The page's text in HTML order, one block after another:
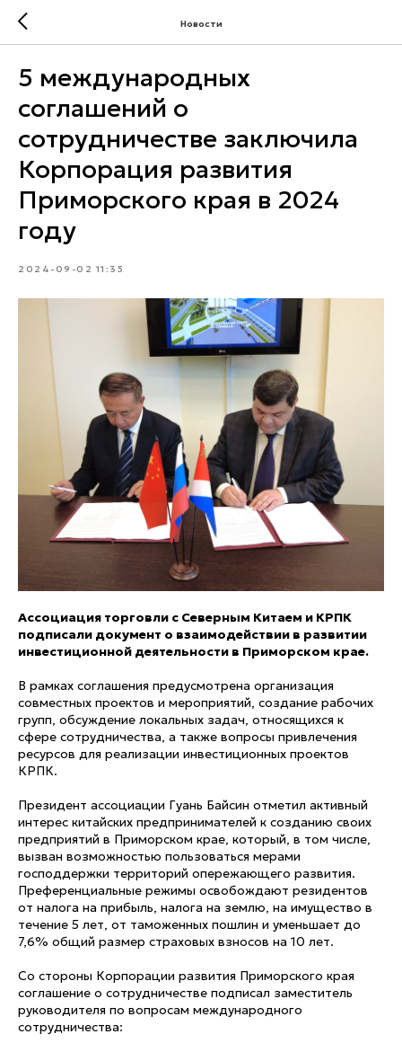
Новости
5 международных
соглашений о
сотрудничестве заключила
Корпорация развития
Приморского края в 2024
году
2024-09-02 11:35
Ассоциация торговли с Северным Китаем и КРПК
подписали документ о взаимодействии в развитии
инвестиционной деятельности в Приморском крае.
В рамках соглашения предусмотрена организация
совместных проектов и мероприятий, создание рабочих
групп, обсуждение локальных задач, относящихся к
сфере сотрудничества, а также вопросы привлечения
ресурсов для реализации инвестиционных проектов
КРПК.
Президент ассоциации Гуань Байсин отметил активный
интерес китайских предпринимателей к созданию своих
предприятий в Приморском крае, который, в том числе,
вызван возможностью пользоваться мерами
господдержки территорий опережающего развития.
Преференциальные режимы освобождают резидентов
от налога на прибыль, налога на землю, на имущество в
течение 5 лет, от таможенных пошлин и уменьшает до
7,6% общий размер страховых взносов на 10 лет.
Со стороны Корпорации развития Приморского края
соглашение о сотрудничестве подписал заместитель
руководителя по вопросам международного
сотрудничества: